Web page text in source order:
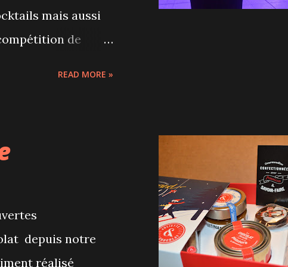
mais aussi
de
et un art
offerts en
nous-mêmes
READ MORE »
depuis notre
réalisé